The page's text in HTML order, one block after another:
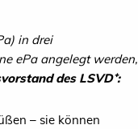
in drei
ePa angelegt werden,
des LSVD⁺:
– sie können